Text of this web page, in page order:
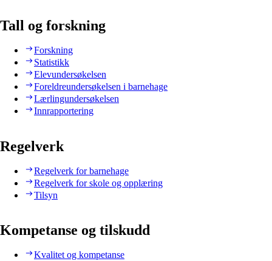
Tall og forskning
Forskning
Statistikk
Elevundersøkelsen
Foreldreundersøkelsen i barnehage
Lærlingundersøkelsen
Innrapportering
Regelverk
Regelverk for barnehage
Regelverk for skole og opplæring
Tilsyn
Kompetanse og tilskudd
Kvalitet og kompetanse